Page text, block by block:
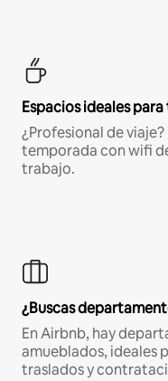
Espacios ideales
¿Profesional de
temporada con wifi
trabajo.
¿Buscas
En Airbnb, hay
amueblados, ideales
traslados y